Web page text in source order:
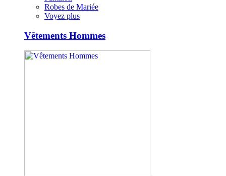
Robes de Mariée
Voyez plus
Vêtements Hommes